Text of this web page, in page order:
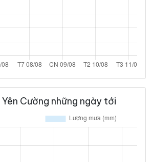
Cường những ngày tới